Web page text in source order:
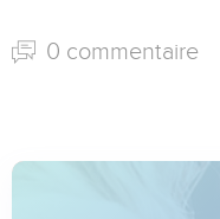
0 commentaire